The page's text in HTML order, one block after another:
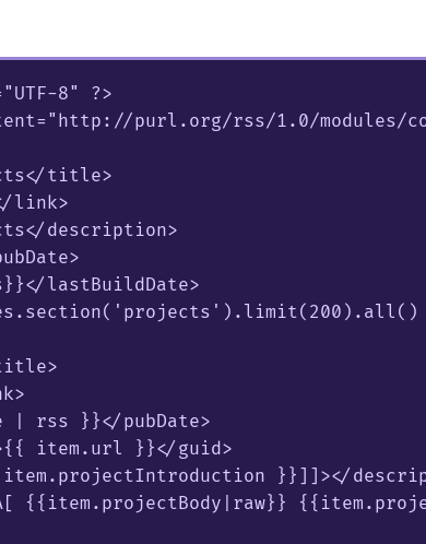
8" ?>
purl.org/rss/1.0/modules/
title>
link>
description>
lastBuildDate>
| rss }}</pubDate>
item.url }}</guid>
}}]]></
{{item.projectBody|raw}}